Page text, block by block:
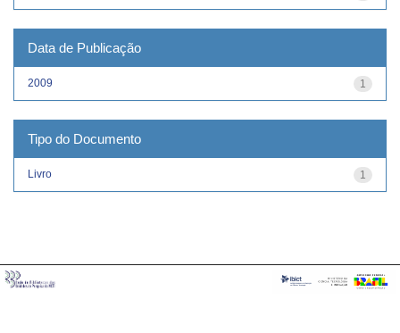
Data de Publicação
1
2009
Tipo do Documento
1
Livro